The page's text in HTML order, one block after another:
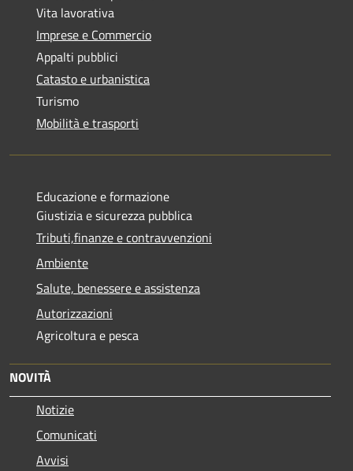
Vita lavorativa
Imprese e Commercio
Appalti pubblici
Catasto e urbanistica
Turismo
Mobilità e trasporti
Educazione e formazione
Giustizia e sicurezza pubblica
Tributi,finanze e contravvenzioni
Ambiente
Salute, benessere e assistenza
Autorizzazioni
Agricoltura e pesca
NOVITÀ
Notizie
Comunicati
Avvisi